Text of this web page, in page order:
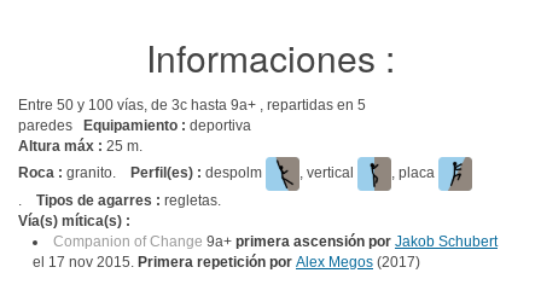
Informaciones :
Entre 50 y 100 vías, de 3c hasta 9a+ , repartidas en 5
paredes
Equipamiento : deportiva
Altura máx : 25 m.
Roca : granito. Perfil(es) : despolm , vertical
, placa
. Tipos de agarres : regletas.
Vía(s) mítica(s) :
Companion of Change 9a+ primera ascensión por Jakob Schubert
el 17 nov 2015. Primera repetición por Alex Megos (2017)